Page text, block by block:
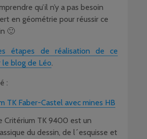
qu’il n’y a pas besoin
en géométrie pour réussir ce
🙂
étapes de réalisation de ce
le blog de Léo.
:
TK Faber-Castel avec mines HB
Critérium TK 9400 est un
du dessin, de l´esquisse et